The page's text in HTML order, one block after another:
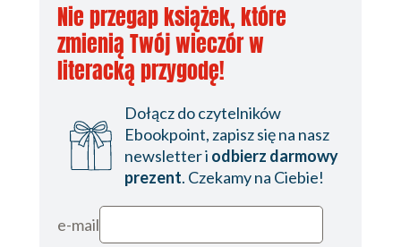
Nie przegap książek, które
zmienią Twój wieczór w
literacką przygodę!
Dołącz do czytelników
Ebookpoint, zapisz się na nasz
newsletter i odbierz darmowy
prezent. Czekamy na Ciebie!
e-mail